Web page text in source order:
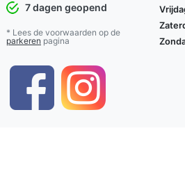
7 dagen geopend
* Lees de voorwaarden op de
parkeren pagina